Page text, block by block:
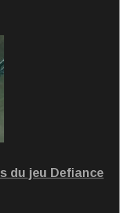
du jeu Defiance